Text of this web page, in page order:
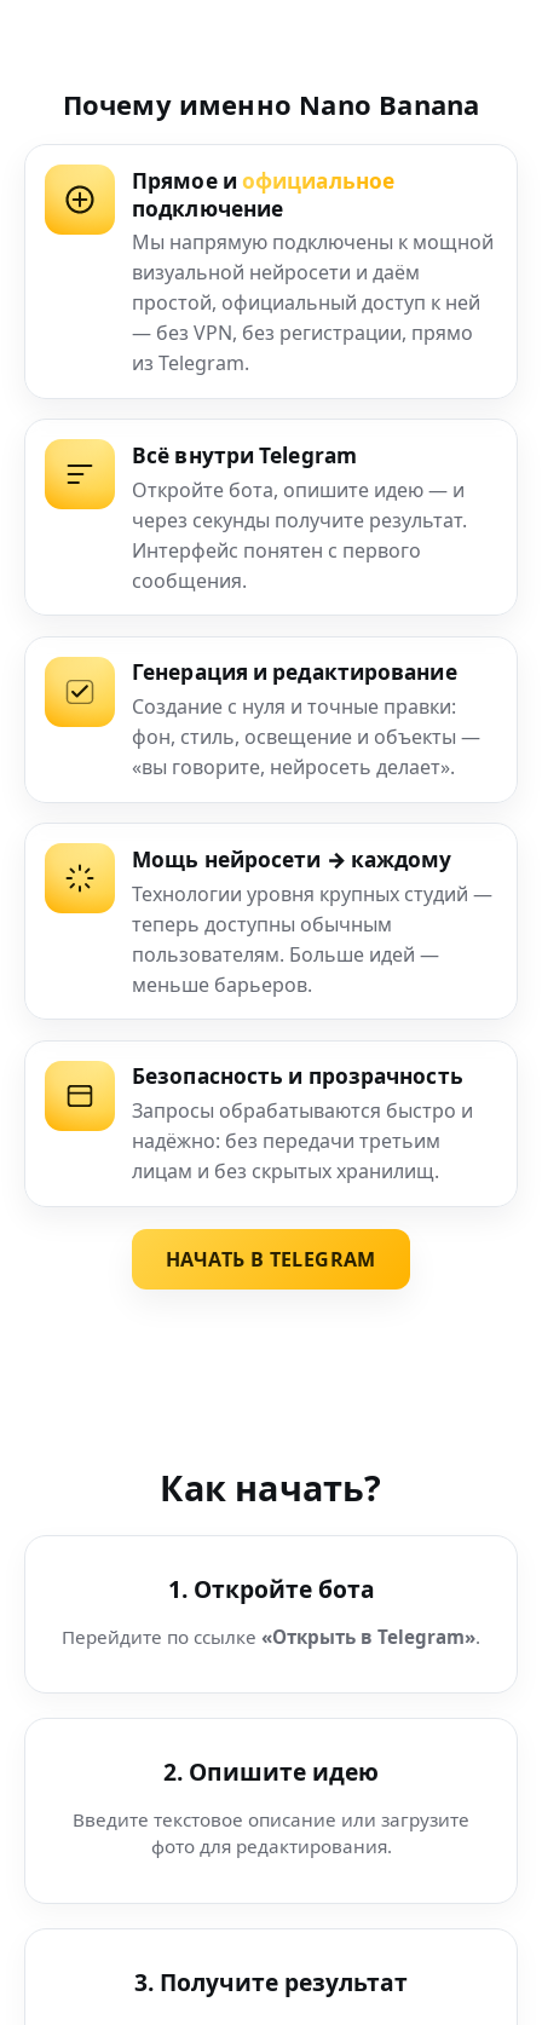
Почему именно Nano Banana
Прямое и официальное
подключение
Мы напрямую подключены к мощной
визуальной нейросети и даём
простой, официальный доступ к ней
— без VPN, без регистрации, прямо
из Telegram.
Всё внутри Telegram
Откройте бота, опишите идею — и
через секунды получите результат.
Интерфейс понятен с первого
сообщения.
Генерация и редактирование
Создание с нуля и точные правки:
фон, стиль, освещение и объекты —
«вы говорите, нейросеть делает».
Мощь нейросети → каждому
Технологии уровня крупных студий —
теперь доступны обычным
пользователям. Больше идей —
меньше барьеров.
Безопасность и прозрачность
Запросы обрабатываются быстро и
надёжно: без передачи третьим
лицам и без скрытых хранилищ.
НАЧАТЬ В TELEGRAM
Как начать?
1. Откройте бота
Перейдите по ссылке «Открыть в Telegram».
2. Опишите идею
Введите текстовое описание или загрузите
фото для редактирования.
3. Получите результат